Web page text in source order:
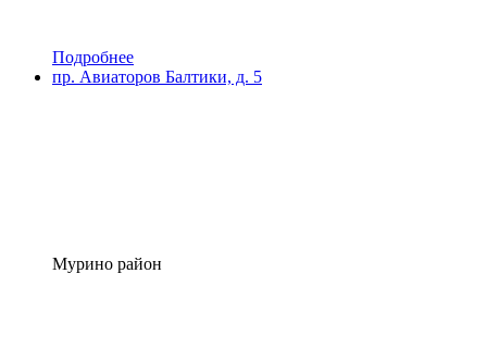
Подробнее
пр. Авиаторов Балтики, д. 5
Мурино район